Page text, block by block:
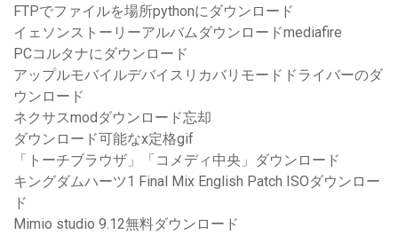
FTPでファイルを場所pythonにダウンロード
イェソンストーリーアルバムダウンロードmediafire
PCコルタナにダウンロード
アップルモバイルデバイスリカバリモードドライバーのダ
ウンロード
ネクサスmodダウンロード忘却
ダウンロード可能なx定格gif
「トーチブラウザ」「コメディ中央」ダウンロード
キングダムハーツ1 Final Mix English Patch ISOダウンロー
ド
Mimio studio 9.12無料ダウンロード